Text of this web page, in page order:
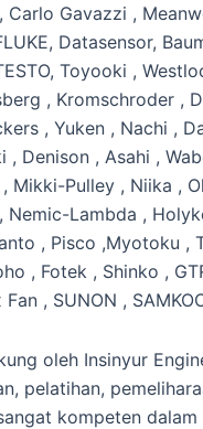
Carlo Gavazzi ,
Datasensor,
Toyooki ,
, Kromschroder ,
, Yuken , Nachi ,
, Denison , Asahi ,
Mikki-Pulley , Niika ,
Nemic-Lambda ,
, Pisco ,Myotoku ,
, Fotek , Shinko ,
, SUNON ,
oleh Insinyur
pelatihan,
kompeten dalam